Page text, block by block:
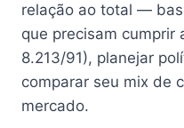
relação ao total —
que precisam cumprir
8.213/91), planejar
comparar seu mix de
mercado.